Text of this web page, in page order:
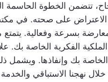
تتضمن الخطوة الحاسمة
الاعتراض على صحته. في
بسرعة وفعالية. يتمتع
الفكرية الخاصة
بك وإنفاذها. ويشمل
نهجنا الاستباقي